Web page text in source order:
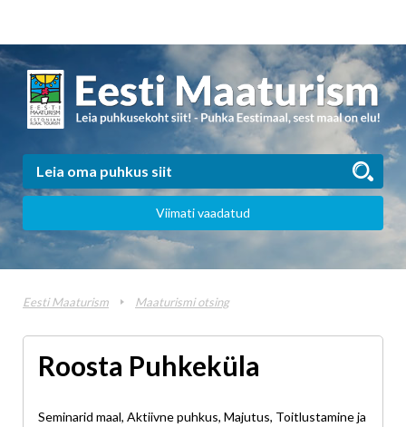
Viimati vaadatud
Eesti Maaturism Maaturismi otsing
Roosta Puhkeküla
Seminarid maal, Aktiivne puhkus, Majutus, Toitlustamine ja